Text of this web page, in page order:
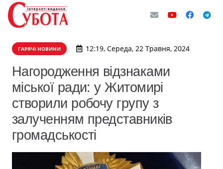
ГАРЯЧІ НОВИНИ 12:19, Середа, 22 Травня, 2024
Нагородження відзнаками
міської ради: у Житомирі
створили робочу групу з
залученням представників
громадськості